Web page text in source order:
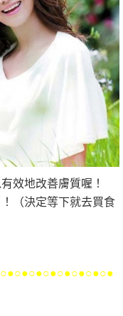
效地改善膚質喔！
（決定等下就去買食